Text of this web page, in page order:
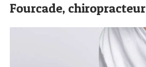
Fourcade, chiropracteur